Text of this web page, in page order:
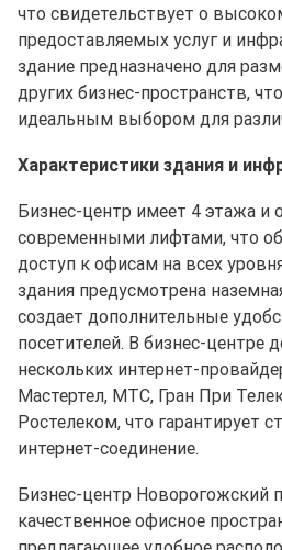
что свидетельствует о
предоставляемых услуг и
здание предназначено для
других бизнес-пространств,
идеальным выбором для
Характеристики здания и
Бизнес-центр имеет 4 этажа и
современными лифтами, что
доступ к офисам на всех
здания предусмотрена
создает дополнительные
посетителей. В бизнес-центре
нескольких интернет-
Мастертел, МТС, Гран При
Ростелеком, что гарантирует
интернет-соединение.
Бизнес-центр Новорогожский
качественное офисное